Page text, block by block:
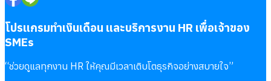
โปรแกรมทำเงินเดือน และบริการงาน HR เพื่อเจ้าของ
SMEs
“ช่วยดูแลทุกงาน HR ให้คุณมีเวลาเติบโตธุรกิจอย่างสบายใจ”